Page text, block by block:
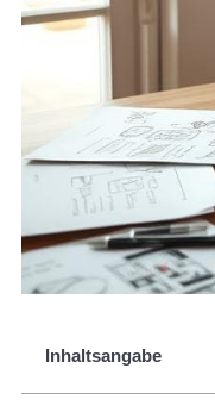
Inhaltsangabe